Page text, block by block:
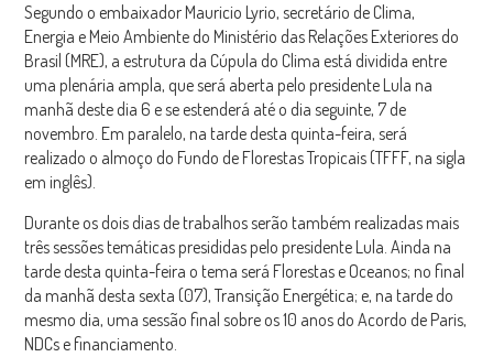
Segundo o embaixador Mauricio Lyrio, secretário de Clima,
Energia e Meio Ambiente do Ministério das Relações Exteriores do
Brasil (MRE), a estrutura da Cúpula do Clima está dividida entre
uma plenária ampla, que será aberta pelo presidente Lula na
manhã deste dia 6 e se estenderá até o dia seguinte, 7 de
novembro. Em paralelo, na tarde desta quinta-feira, será
realizado o almoço do Fundo de Florestas Tropicais (TFFF, na sigla
em inglês).
Durante os dois dias de trabalhos serão também realizadas mais
três sessões temáticas presididas pelo presidente Lula. Ainda na
tarde desta quinta-feira o tema será Florestas e Oceanos; no final
da manhã desta sexta (07), Transição Energética; e, na tarde do
mesmo dia, uma sessão final sobre os 10 anos do Acordo de Paris,
NDCs e financiamento.